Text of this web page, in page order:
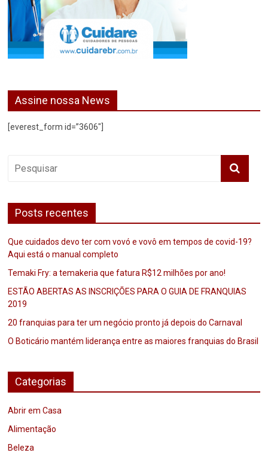
Assine nossa News
[everest_form id=”3606″]
Posts recentes
Que cuidados devo ter com vovó e vovô em tempos de covid-19?
Aqui está o manual completo
Temaki Fry: a temakeria que fatura R$12 milhões por ano!
ESTÃO ABERTAS AS INSCRIÇÕES PARA O GUIA DE FRANQUIAS
2019
20 franquias para ter um negócio pronto já depois do Carnaval
O Boticário mantém liderança entre as maiores franquias do Brasil
Categorias
Abrir em Casa
Alimentação
Beleza